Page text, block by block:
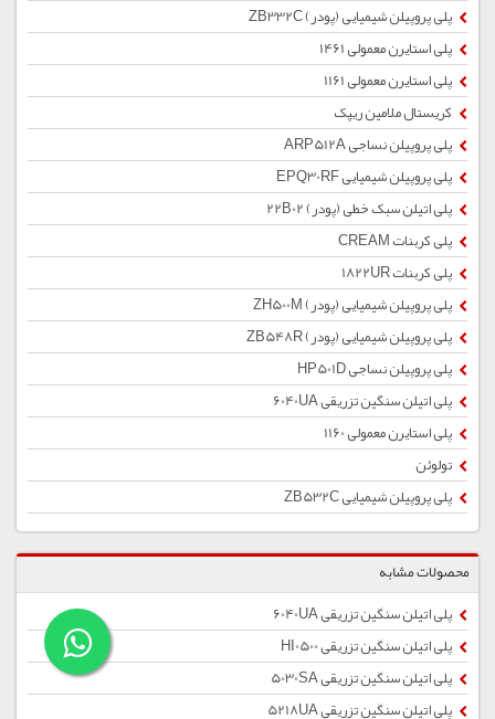
پلی پروپیلن شیمیایی (پودر) ZB332C
پلی استایرن معمولی 1461
پلی استایرن معمولی 1161
کریستال ملامین ریپک
پلی پروپیلن نساجی ARP512A
پلی پروپیلن شیمیایی EPQ30RF
پلی اتیلن سبک خطی (پودر) 22B02
پلی کربنات CREAM
پلی کربنات 1822UR
پلی پروپیلن شیمیایی (پودر) ZH500M
پلی پروپیلن شیمیایی (پودر) ZB548R
پلی پروپیلن نساجی HP501D
پلی اتیلن سنگین تزریقی 6040UA
پلی استایرن معمولی 1160
تولوئن
پلی پروپیلن شیمیایی ZB532C
محصولات مشابه
پلی اتیلن سنگین تزریقی 6040UA
پلی اتیلن سنگین تزریقی HI0500
پلی اتیلن سنگین تزریقی 5030SA
پلی اتیلن سنگین تزریقی 5218UA